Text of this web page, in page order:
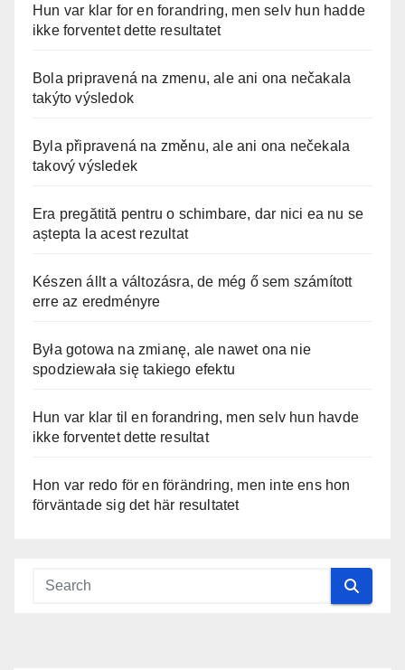
Hun var klar for en forandring, men selv hun hadde
ikke forventet dette resultatet
Bola pripravená na zmenu, ale ani ona nečakala
takýto výsledok
Byla připravená na změnu, ale ani ona nečekala
takový výsledek
Era pregătită pentru o schimbare, dar nici ea nu se
aștepta la acest rezultat
Készen állt a változásra, de még ő sem számított
erre az eredményre
Była gotowa na zmianę, ale nawet ona nie
spodziewała się takiego efektu
Hun var klar til en forandring, men selv hun havde
ikke forventet dette resultat
Hon var redo för en förändring, men inte ens hon
förväntade sig det här resultatet